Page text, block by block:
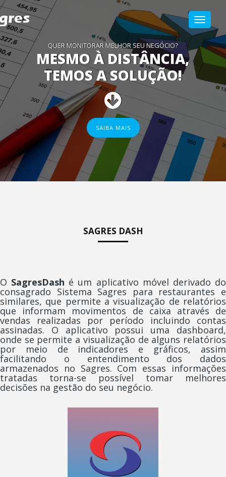
Alterar
QUER MONITORAR MELHOR SEU NEGÓCIO?
MESMO À DISTÂNCIA,
TEMOS A SOLUÇÃO!
SAIBA MAIS
SAGRES DASH
O SagresDash é um aplicativo móvel derivado do
consagrado Sistema Sagres para restaurantes e
similares, que permite a visualização de relatórios
que informam movimentos de caixa através de
vendas realizadas por período incluindo contas
assinadas. O aplicativo possui uma dashboard,
onde se permite a visualização de alguns relatórios
por meio de indicadores e gráficos, assim
facilitando o entendimento dos dados
armazenados no Sagres. Com essas informações
tratadas torna-se possível tomar melhores
decisões na gestão do seu negócio.